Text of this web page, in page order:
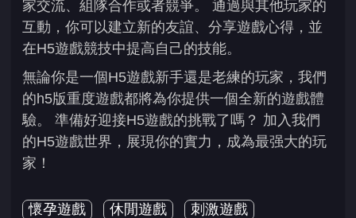
家交流、組隊合作或者競爭。 通過與其他玩家的
互動，你可以建立新的友誼、分享遊戲心得，並
在H5遊戲競技中提高自己的技能。
無論你是一個H5遊戲新手還是老練的玩家，我們
的h5版重度遊戲都將為你提供一個全新的遊戲體
驗。 準備好迎接H5遊戲的挑戰了嗎？ 加入我們
的H5遊戲世界，展現你的實力，成為最强大的玩
家！
懷孕遊戲 休閒遊戲
刺激遊戲